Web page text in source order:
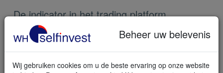
De indicator in het trading platform
Open de grafiek van het instrument dat u wenst te
traden.
In de WHS Proposals folder, selecteer de MLI indicator in
Indien gewenst, verander de instellingen in het Designer
Beheer uw belevenis
Wij gebruiken cookies om u de beste ervaring op onze website